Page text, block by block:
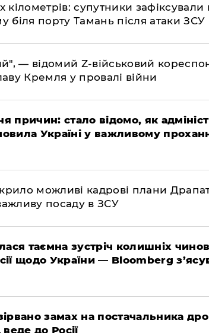
кілометрів: супутники зафіксували
біля порту Тамань після атаки ЗСУ
— відомий Z-військовий
Кремля у провалі війни
причин: стало відомо, як
Україні у важливому
можливі кадрові плани
посаду в ЗСУ
таємна зустріч колишніх
щодо України — Bloomberg
замах на постачальника
до Росії